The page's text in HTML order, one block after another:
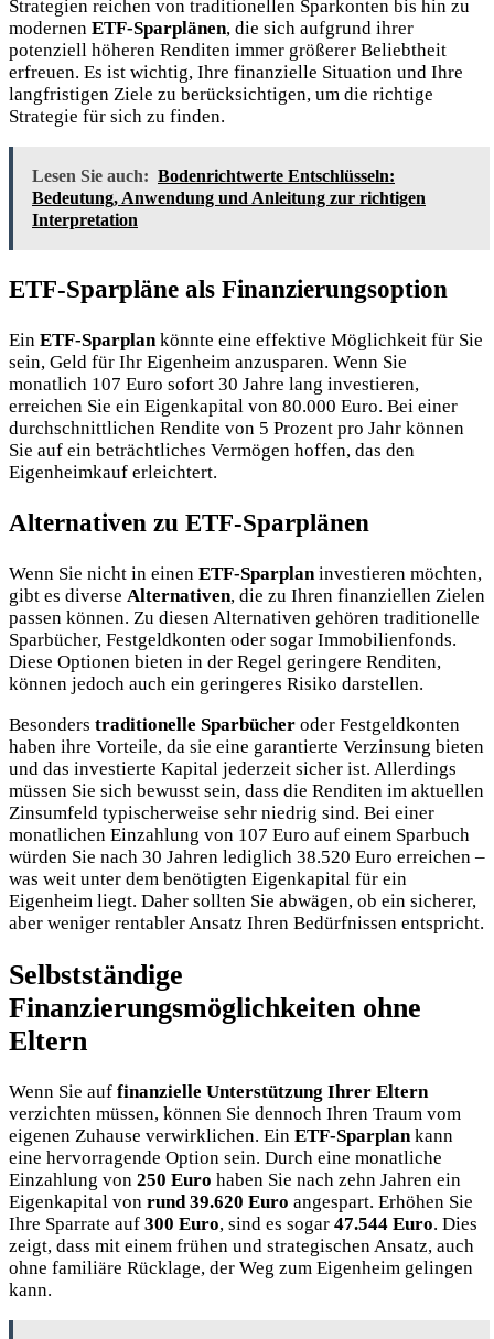
Strategien reichen von traditionellen Sparkonten bis hin zu
modernen ETF-Sparplänen, die sich aufgrund ihrer
potenziell höheren Renditen immer größerer Beliebtheit
erfreuen. Es ist wichtig, Ihre finanzielle Situation und Ihre
langfristigen Ziele zu berücksichtigen, um die richtige
Strategie für sich zu finden.
Lesen Sie auch: Bodenrichtwerte Entschlüsseln:
Bedeutung, Anwendung und Anleitung zur richtigen
Interpretation
ETF-Sparpläne als Finanzierungsoption
Ein ETF-Sparplankönnte eine effektive Möglichkeit für Sie
sein, Geld für Ihr Eigenheim anzusparen. Wenn Sie
monatlich 107 Euro sofort 30 Jahre lang investieren,
erreichen Sie ein Eigenkapital von 80.000 Euro. Bei einer
durchschnittlichen Rendite von 5 Prozent pro Jahr können
Sie auf ein beträchtliches Vermögen hoffen, das den
Eigenheimkauf erleichtert.
Alternativen zu ETF-Sparplänen
Wenn Sie nicht in einen ETF-Sparplaninvestieren möchten,
gibt es diverse Alternativen, die zu Ihren finanziellen Zielen
passen können. Zu diesen Alternativen gehören traditionelle
Sparbücher, Festgeldkonten oder sogar Immobilienfonds.
Diese Optionen bieten in der Regel geringere Renditen,
können jedoch auch ein geringeres Risiko darstellen.
Besonders traditionelle Sparbücher oder Festgeldkonten
haben ihre Vorteile, da sie eine garantierte Verzinsung bieten
und das investierte Kapital jederzeit sicher ist. Allerdings
müssen Sie sich bewusst sein, dass die Renditen im aktuellen
Zinsumfeld typischerweise sehr niedrig sind. Bei einer
monatlichen Einzahlung von 107 Euro auf einem Sparbuch
würden Sie nach 30 Jahren lediglich 38.520 Euro erreichen –
was weit unter dem benötigten Eigenkapital für ein
Eigenheim liegt. Daher sollten Sie abwägen, ob ein sicherer,
aber weniger rentabler Ansatz Ihren Bedürfnissen entspricht.
Selbstständige
Finanzierungsmöglichkeiten ohne
Eltern
Wenn Sie auf finanzielle Unterstützung Ihrer Eltern
verzichten müssen, können Sie dennoch Ihren Traum vom
eigenen Zuhause verwirklichen. Ein ETF-Sparplankann
eine hervorragende Option sein. Durch eine monatliche
Einzahlung von 250 Euro haben Sie nach zehn Jahren ein
Eigenkapital von rund 39.620 Euro angespart. Erhöhen Sie
Ihre Sparrate auf 300 Euro, sind es sogar 47.544 Euro. Dies
zeigt, dass mit einem frühen und strategischen Ansatz, auch
ohne familiäre Rücklage, der Weg zum Eigenheim gelingen
kann.